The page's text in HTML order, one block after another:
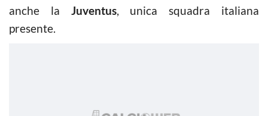
anche la Juventus, unica squadra italiana
presente.